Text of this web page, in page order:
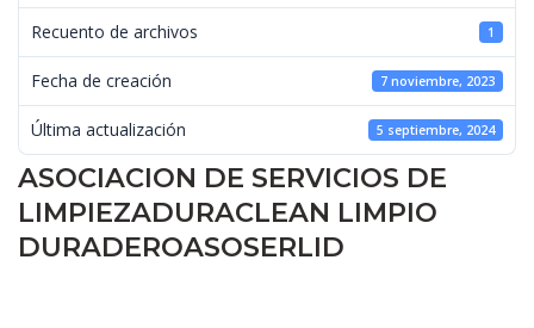
Recuento de archivos 1
Fecha de creación 7 noviembre, 2023
Última actualización 5 septiembre, 2024
ASOCIACION DE SERVICIOS DE
LIMPIEZADURACLEAN LIMPIO
DURADEROASOSERLID